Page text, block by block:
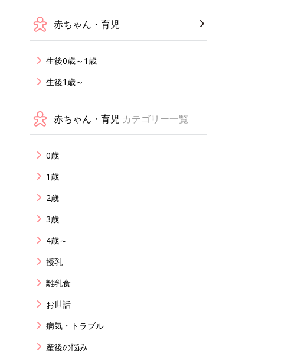
赤ちゃん・育児
生後0歳～1歳
生後1歳～
赤ちゃん・育児 カテゴリー一覧
0歳
1歳
2歳
3歳
4歳～
授乳
離乳食
お世話
病気・トラブル
産後の悩み